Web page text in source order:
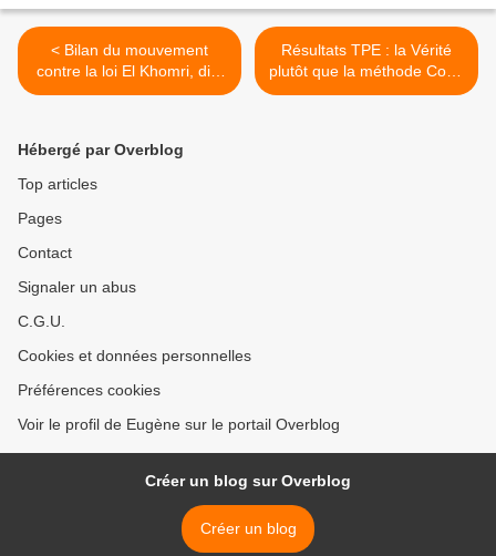
< Bilan du mouvement
contre la loi El Khomri, dite
loi Travail
Résultats TPE : la Vérité
plutôt que la méthode Coué
>
Hébergé par Overblog
Top articles
Pages
Contact
Signaler un abus
C.G.U.
Cookies et données personnelles
Préférences cookies
Voir le profil de Eugène sur le portail Overblog
Créer un blog sur Overblog
Créer un blog